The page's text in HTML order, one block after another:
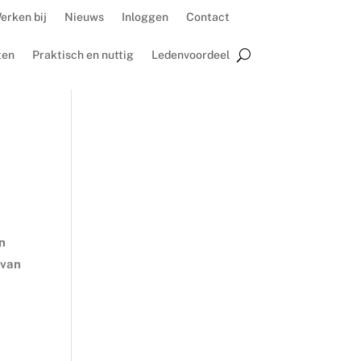
bij Nieuws Inloggen Contact
Praktisch en nuttig Ledenvoordeel